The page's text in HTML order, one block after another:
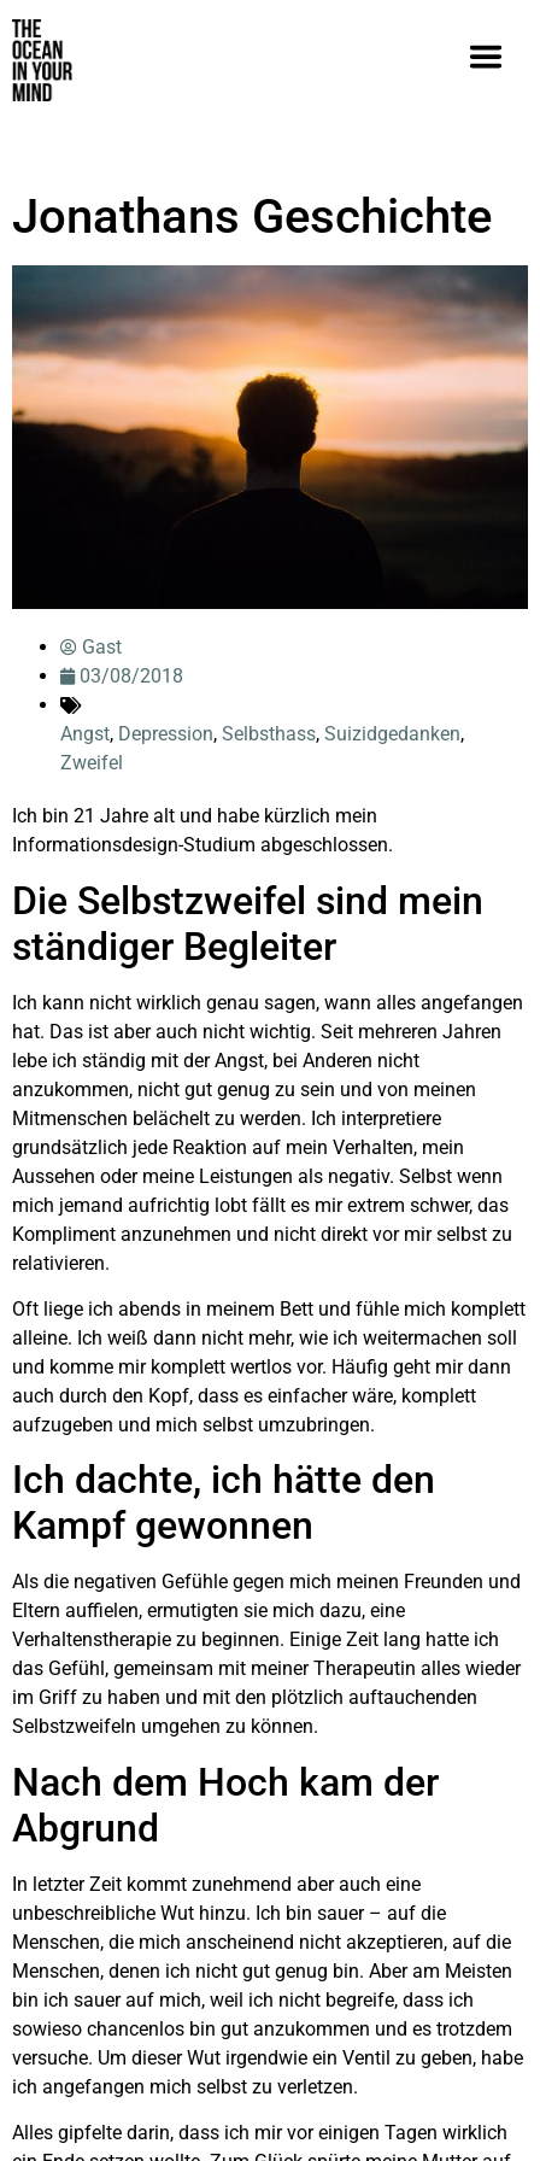
Jonathans Geschichte
Gast
03/08/2018
Angst, Depression, Selbsthass, Suizidgedanken,
Zweifel
Ich bin 21 Jahre alt und habe kürzlich mein
Informationsdesign-Studium abgeschlossen.
Die Selbstzweifel sind mein
ständiger Begleiter
Ich kann nicht wirklich genau sagen, wann alles angefangen
hat. Das ist aber auch nicht wichtig. Seit mehreren Jahren
lebe ich ständig mit der Angst, bei Anderen nicht
anzukommen, nicht gut genug zu sein und von meinen
Mitmenschen belächelt zu werden. Ich interpretiere
grundsätzlich jede Reaktion auf mein Verhalten, mein
Aussehen oder meine Leistungen als negativ. Selbst wenn
mich jemand aufrichtig lobt fällt es mir extrem schwer, das
Kompliment anzunehmen und nicht direkt vor mir selbst zu
relativieren.
Oft liege ich abends in meinem Bett und fühle mich komplett
alleine. Ich weiß dann nicht mehr, wie ich weitermachen soll
und komme mir komplett wertlos vor. Häufig geht mir dann
auch durch den Kopf, dass es einfacher wäre, komplett
aufzugeben und mich selbst umzubringen.
Ich dachte, ich hätte den
Kampf gewonnen
Als die negativen Gefühle gegen mich meinen Freunden und
Eltern auffielen, ermutigten sie mich dazu, eine
Verhaltenstherapie zu beginnen. Einige Zeit lang hatte ich
das Gefühl, gemeinsam mit meiner Therapeutin alles wieder
im Griff zu haben und mit den plötzlich auftauchenden
Selbstzweifeln umgehen zu können.
Nach dem Hoch kam der
Abgrund
In letzter Zeit kommt zunehmend aber auch eine
unbeschreibliche Wut hinzu. Ich bin sauer – auf die
Menschen, die mich anscheinend nicht akzeptieren, auf die
Menschen, denen ich nicht gut genug bin. Aber am Meisten
bin ich sauer auf mich, weil ich nicht begreife, dass ich
sowieso chancenlos bin gut anzukommen und es trotzdem
versuche. Um dieser Wut irgendwie ein Ventil zu geben, habe
ich angefangen mich selbst zu verletzen.
Alles gipfelte darin, dass ich mir vor einigen Tagen wirklich